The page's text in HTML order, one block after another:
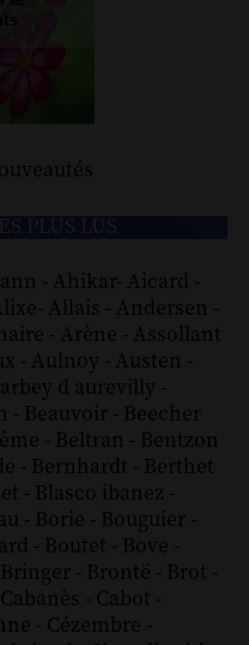
- Ahikar- Aicard -
- Allais - Andersen -
- Arène - Assollant
- Aulnoy - Austen -
d aurevilly -
- Beauvoir - Beecher
- Beltran - Bentzon
- Bernhardt - Berthet
- Blasco ibanez -
- Borie - Bouguier -
- Boutet - Bove -
Bringer - Brontë - Brot -
Cabanès - Cabot -
- Cézembre -